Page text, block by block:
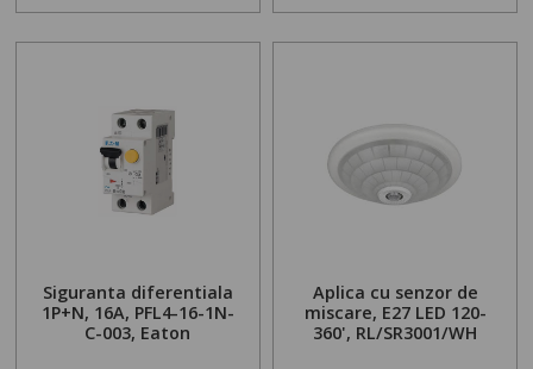
Siguranta diferentiala
1P+N, 16A, PFL4-16-1N-
C-003, Eaton
Aplica cu senzor de
miscare, E27 LED 120-
360', RL/SR3001/WH